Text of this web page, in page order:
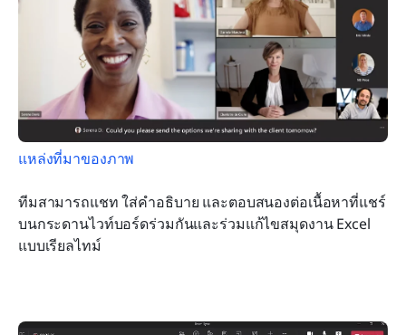
แหล่งที่มาของภาพ
ทีมสามารถแชท ใส่คำอธิบาย และตอบสนองต่อเนื้อหาที่แชร์
บนกระดานไวท์บอร์ดร่วมกันและร่วมแก้ไขสมุดงาน Excel
แบบเรียลไทม์